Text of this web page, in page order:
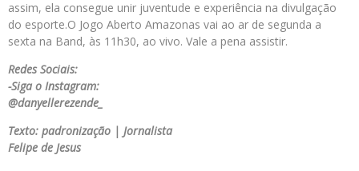
assim, ela consegue unir juventude e experiência na divulgação
do esporte.O Jogo Aberto Amazonas vai ao ar de segunda a
sexta na Band, às 11h30, ao vivo. Vale a pena assistir.
Redes Sociais:
-Siga o Instagram:
@danyellerezende_
Texto: padronização | Jornalista
Felipe de Jesus